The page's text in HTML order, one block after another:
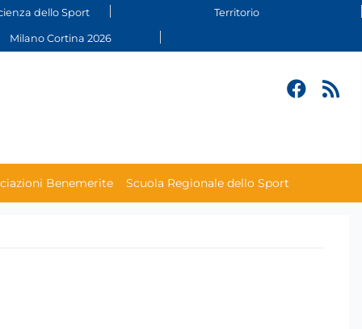
dello Sport Territorio
Milano Cortina 2026
Benemerite Scuola Regionale dello Sport